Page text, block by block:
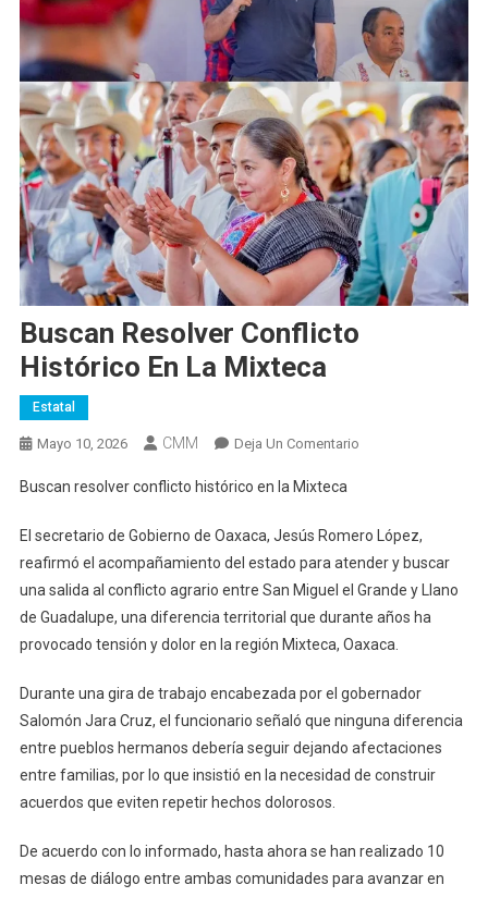
Buscan Resolver Conflicto
Histórico En La Mixteca
Estatal
Mayo 10, 2026 CMM Deja Un ComentarioEn
Histórico
En
La
Mixteca
Buscan resolver conflicto histórico en la Mixteca
El secretario de Gobierno de Oaxaca, Jesús Romero López,
reafirmó el acompañamiento del estado para atender y buscar
una salida al conflicto agrario entre San Miguel el Grande y Llano
de Guadalupe, una diferencia territorial que durante años ha
provocado tensión y dolor en la región Mixteca, Oaxaca.
Durante una gira de trabajo encabezada por el gobernador
Salomón Jara Cruz, el funcionario señaló que ninguna diferencia
entre pueblos hermanos debería seguir dejando afectaciones
entre familias, por lo que insistió en la necesidad de construir
acuerdos que eviten repetir hechos dolorosos.
De acuerdo con lo informado, hasta ahora se han realizado 10
mesas de diálogo entre ambas comunidades para avanzar en